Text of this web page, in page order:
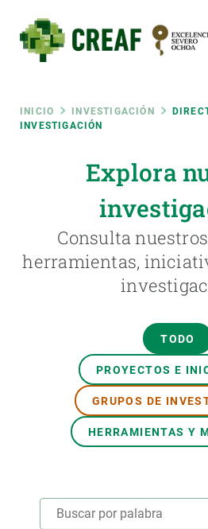
contenido
principal
Ruta
INICIO INVESTIGACIÓN
INVESTIGACIÓN
Explora
Consulta
herramientas,
TODO
PROYECTOS E
GRUPOS DE
HERRAMIENTAS Y
RRSS
Featured
responsive
SOBRE NOSOTROS
ÚNETE A NOSOTROS
NOTICIAS Y AGENDA